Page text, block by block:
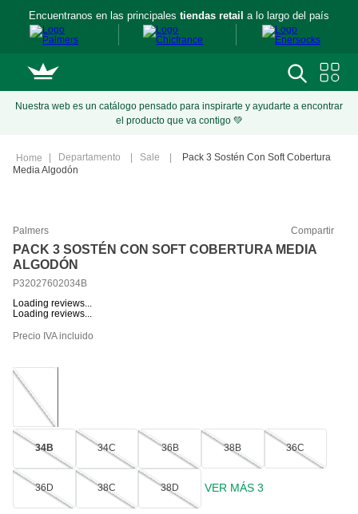
Encuentranos en las principales tiendas retail a lo largo del país
Nuestra web es un catálogo pensado para inspirarte y ayudarte a encontrar
el producto que va contigo 💚
Departamento Sale
Pack 3 Sostén Con Soft Cobertura
Media Algodón
Palmers Compartir
PACK 3 SOSTÉN CON SOFT COBERTURA MEDIA
ALGODÓN
P32027602034B
Loading reviews...
Loading reviews...
Precio IVA incluido
34B 34C 36B 38B 36C
36D 38C 38D VER MÁS 3